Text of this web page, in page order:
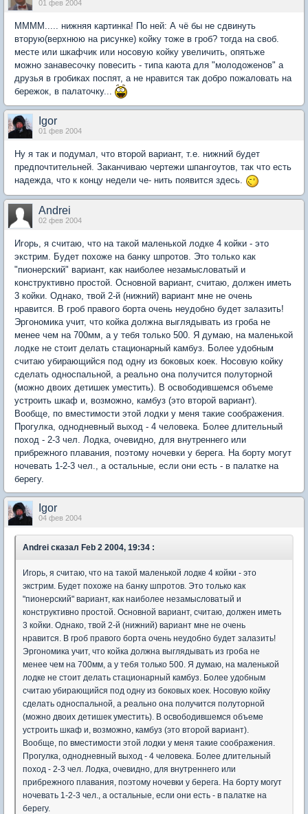
01 фев 2004
ММММ..... нижняя картинка! По ней: А чё бы не сдвинуть
вторую(верхнюю на рисунке) койку тоже в гроб? тогда на своб.
месте или шкафчик или носовую койку увеличить, опятьже
можно занавесочку повесить - типа каюта для "молодоженов" а
друзья в гробиках поспят, а не нравится так добро пожаловать на
бережок, в палаточку...
Igor
01 фев 2004
Ну я так и подумал, что второй вариант, т.е. нижний будет
предпочтительней. Заканчиваю чертежи шпангоутов, так что есть
надежда, что к концу недели че- нить появится здесь.
Andrei
02 фев 2004
Игорь, я считаю, что на такой маленькой лодке 4 койки - это
экстрим. Будет похоже на банку шпротов. Это только как
"пионерский" вариант, как наиболее незамысловатый и
конструктивно простой. Основной вариант, считаю, должен иметь
3 койки. Однако, твой 2-й (нижний) вариант мне не очень
нравится. В гроб правого борта очень неудобно будет залазить!
Эргономика учит, что койка должна выглядывать из гроба не
менее чем на 700мм, а у тебя только 500. Я думаю, на маленькой
лодке не стоит делать стационарный камбуз. Более удобным
считаю убирающийся под одну из боковых коек. Носовую койку
сделать односпальной, а реально она получится полуторной
(можно двоих детишек уместить). В освободившемся объеме
устроить шкаф и, возможно, камбуз (это второй вариант).
Вообще, по вместимости этой лодки у меня такие соображения.
Прогулка, однодневный выход - 4 человека. Более длительный
поход - 2-3 чел. Лодка, очевидно, для внутреннего или
прибрежного плавания, поэтому ночевки у берега. На борту могут
ночевать 1-2-3 чел., а остальные, если они есть - в палатке на
берегу.
Igor
04 фев 2004
Andrei сказал Feb 2 2004, 19:34 :
Игорь, я считаю, что на такой маленькой лодке 4 койки - это
экстрим. Будет похоже на банку шпротов. Это только как
"пионерский" вариант, как наиболее незамысловатый и
конструктивно простой. Основной вариант, считаю, должен иметь
3 койки. Однако, твой 2-й (нижний) вариант мне не очень
нравится. В гроб правого борта очень неудобно будет залазить!
Эргономика учит, что койка должна выглядывать из гроба не
менее чем на 700мм, а у тебя только 500. Я думаю, на маленькой
лодке не стоит делать стационарный камбуз. Более удобным
считаю убирающийся под одну из боковых коек. Носовую койку
сделать односпальной, а реально она получится полуторной
(можно двоих детишек уместить). В освободившемся объеме
устроить шкаф и, возможно, камбуз (это второй вариант).
Вообще, по вместимости этой лодки у меня такие соображения.
Прогулка, однодневный выход - 4 человека. Более длительный
поход - 2-3 чел. Лодка, очевидно, для внутреннего или
прибрежного плавания, поэтому ночевки у берега. На борту могут
ночевать 1-2-3 чел., а остальные, если они есть - в палатке на
берегу.